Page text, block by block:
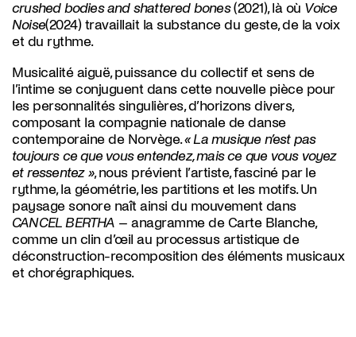
crushed bodies and shattered bones(2021), là où Voice
Noise(2024) travaillait la substance du geste, de la voix
et du rythme.
Musicalité aiguë, puissance du collectif et sens de
l’intime se conjuguent dans cette nouvelle pièce pour
les personnalités singulières, d’horizons divers,
composant la compagnie nationale de danse
contemporaine de Norvège.« La musique n’est pas
toujours ce que vous entendez, mais ce que vous voyez
et ressentez », nous prévient l’artiste, fasciné par le
rythme, la géométrie, les partitions et les motifs. Un
paysage sonore naît ainsi du mouvement dans
CANCEL BERTHA – anagramme de Carte Blanche,
comme un clin d’œil au processus artistique de
déconstruction-recomposition des éléments musicaux
et chorégraphiques.